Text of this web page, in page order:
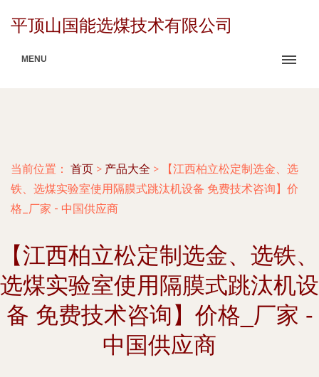
平顶山国能选煤技术有限公司
MENU
当前位置： 首页 > 产品大全 >
【江西柏立松定制选金、选
铁、选煤实验室使用隔膜式跳汰机设备 免费技术咨询】价
格_厂家 - 中国供应商
【江西柏立松定制选金、选铁、
选煤实验室使用隔膜式跳汰机设
备 免费技术咨询】价格_厂家 -
中国供应商